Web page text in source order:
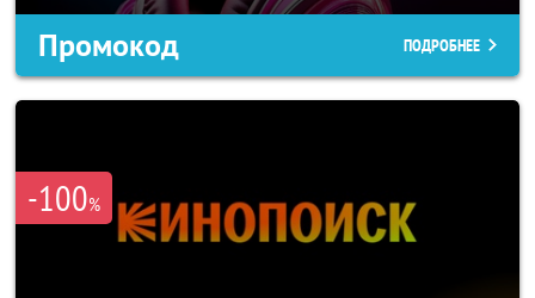
Промокод ПОДРОБНЕЕ
-100%